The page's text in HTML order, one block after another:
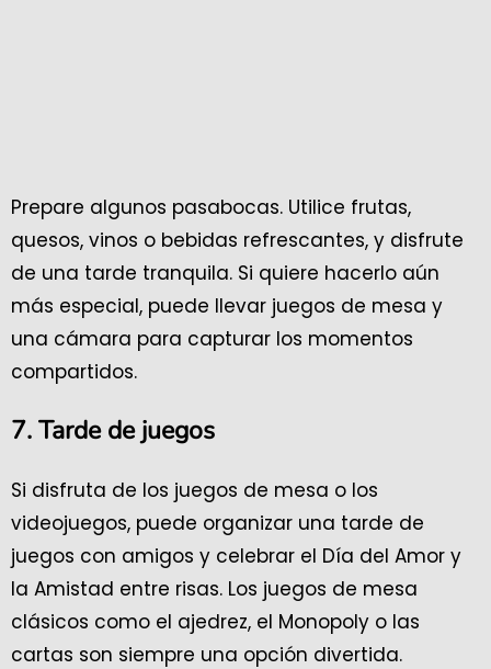
Prepare algunos pasabocas. Utilice frutas,
quesos, vinos o bebidas refrescantes, y disfrute
de una tarde tranquila. Si quiere hacerlo aún
más especial, puede llevar juegos de mesa y
una cámara para capturar los momentos
compartidos.
7. Tarde de juegos
Si disfruta de los juegos de mesa o los
videojuegos, puede organizar una tarde de
juegos con amigos y celebrar el Día del Amor y
la Amistad entre risas. Los juegos de mesa
clásicos como el ajedrez, el Monopoly o las
cartas son siempre una opción divertida.